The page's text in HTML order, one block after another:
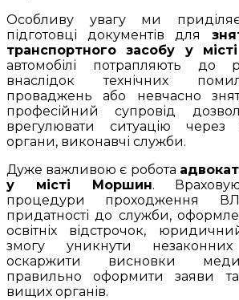
Особливу увагу ми
підготовці документів для
транспортного засобу у
автомобілі потрапляють до
внаслідок технічних
проваджень або невчасно
професійний супровід
врегулювати ситуацію через
органи, виконавчі служби.
Дуже важливою є робота
у місті Моршин.
процедури проходження
придатності до служби,
освітніх відстрочок,
змогу уникнути
оскаржити висновки
правильно оформити заяви
вищих органів.